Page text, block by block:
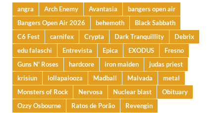
angra Arch Enemy Avantasia
bangers open air
Bangers Open Air 2026
behemoth
Black Sabbath
C6 Fest
carnifex Crypta Dark Tranquillity
Debrix
edu falaschi
Entrevista Epica EXODUS
Fresno
Guns N' Roses
hardcore iron maiden
judas priest
krisiun
lollapalooza Madball Malvada
metal
Monsters of Rock
Nervosa Nuclear blast
Obituary
Ozzy Osbourne
Ratos de Porão Revengin